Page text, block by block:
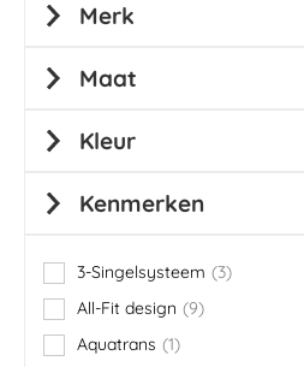
Merk
Maat
Kleur
Kenmerken
3-Singelsysteem 3
items
All-Fit design
9
items
Aquatrans
1
item